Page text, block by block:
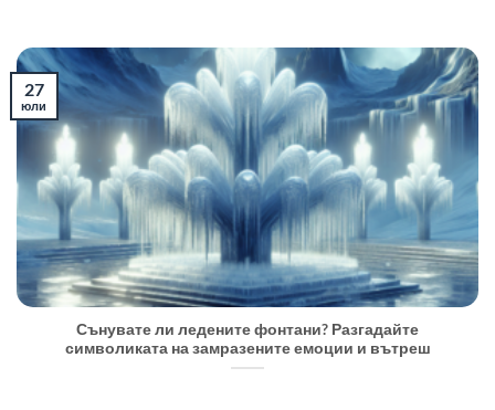
Сънувате ли ледените фонтани? Разгадайте
символиката на замразените емоции и вътреш
27
юли